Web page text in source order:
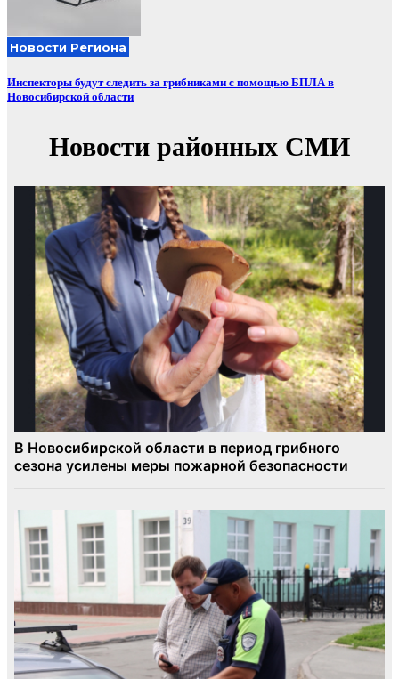
Новости Региона
Инспекторы будут следить за грибниками с помощью БПЛА в
Новосибирской области